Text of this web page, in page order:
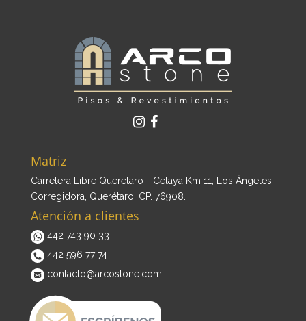
Matriz
Carretera Libre Querétaro - Celaya Km 11, Los Ángeles,
Corregidora, Querétaro. CP. 76908.
Atención a clientes
442 743 90 33
442 596 77 74
contacto@arcostone.com